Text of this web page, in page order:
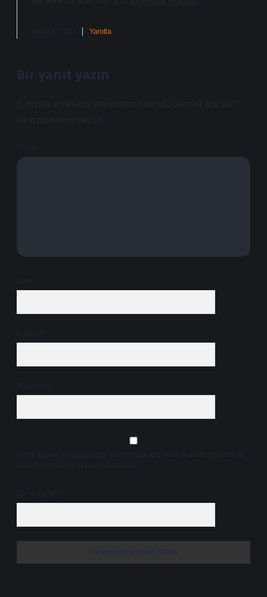
Aralık 4, 2024 Yanıtla
Bir yanıt yazın
E-posta adresiniz yayınlanmayacak. Gerekli alanlar *
ile işaretlenmişlerdir
Yorum
İsim*
E-Posta*
Web Sitesi
Daha sonraki yorumlarımda kullanılması için adım, e-posta adresim ve
site adresim bu tarayıcıya kaydedilsin.
10 - 4 kaçtır?